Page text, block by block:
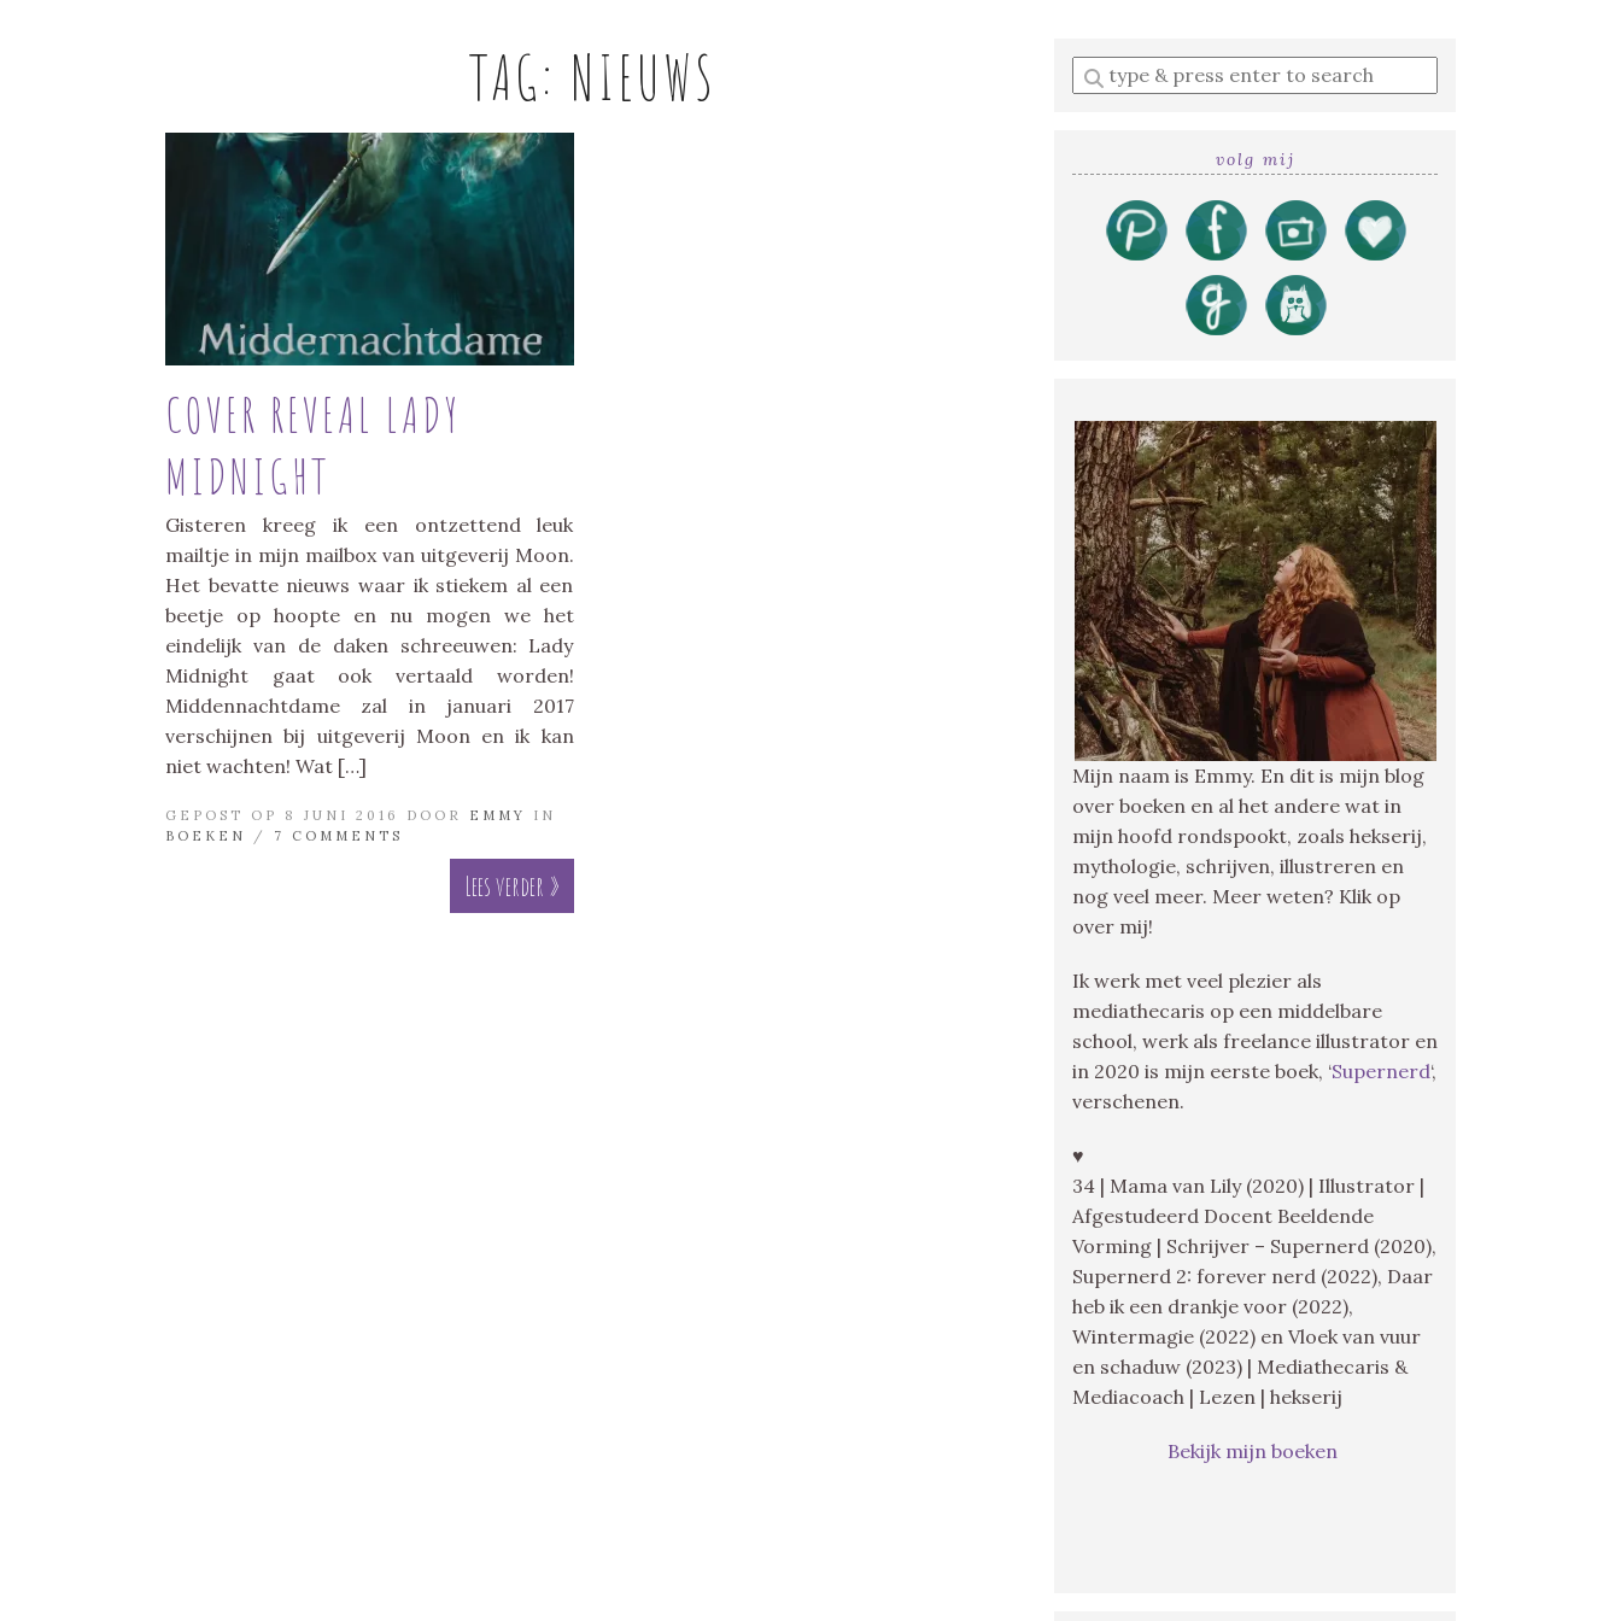
TAG: NIEUWS
COVER REVEAL LADY
MIDNIGHT
Gisteren kreeg ik een ontzettend leuk
mailtje in mijn mailbox van uitgeverij Moon.
Het bevatte nieuws waar ik stiekem al een
beetje op hoopte en nu mogen we het
eindelijk van de daken schreeuwen: Lady
Midnight gaat ook vertaald worden!
Middennachtdame zal in januari 2017
verschijnen bij uitgeverij Moon en ik kan
niet wachten! Wat […]
GEPOST OP 8 JUNI 2016 DOOR EMMY
IN
BOEKEN
/ 7 COMMENTS
Lees verder »
Enter
a
volg mij
Mijn naam is Emmy. En dit is mijn blog
over boeken en al het andere wat in
mijn hoofd rondspookt, zoals hekserij,
mythologie, schrijven, illustreren en
nog veel meer. Meer weten? Klik op
over mij!
Ik werk met veel plezier als
mediathecaris op een middelbare
school, werk als freelance illustrator en
in 2020 is mijn eerste boek, ‘Supernerd‘,
verschenen.
♥
34 | Mama van Lily (2020) | Illustrator |
Afgestudeerd Docent Beeldende
Vorming | Schrijver – Supernerd (2020),
Supernerd 2: forever nerd (2022), Daar
heb ik een drankje voor (2022),
Wintermagie (2022) en Vloek van vuur
en schaduw (2023) | Mediathecaris &
Mediacoach | Lezen | hekserij
Bekijk mijn boeken